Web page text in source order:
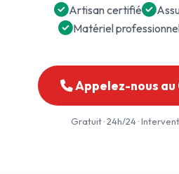
Artisan certifié
Matériel
Appelez-nous au
Gratuit · 24h/24 ·